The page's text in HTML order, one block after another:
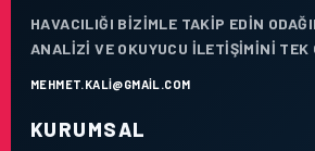
HAVACILIĞI BIZIMLE TAKIP EDIN
ANALIZI VE OKUYUCU ILETIŞIMINI TEK
MEHMET.KALI@GMAIL.COM
KURUMSAL